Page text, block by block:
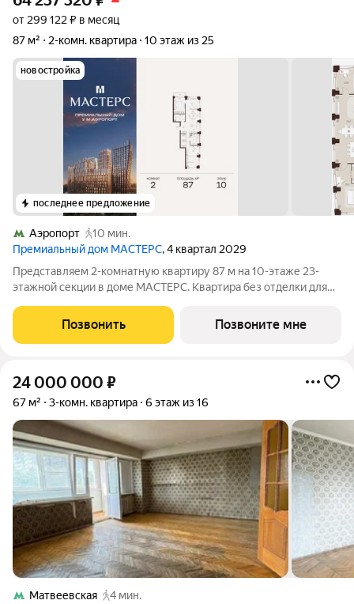
от 299 122 ₽ в месяц
87 м²
2-комн. квартира 10 этаж из 25
новостройка
последнее предложение
Аэропорт
10 мин.
Премиальный дом МАСТЕРС, 4 квартал 2029
Представляем 2-комнатную квартиру 87 м на 10-этаже 23-
этажной секции в доме МАСТЕРС. Квартира без отделки для
июле! Подробности в офисе отдела продаж. - Мастер-спальня -
Гардеробная - Виды на
Позвонить Позвоните мне
24 000 000 ₽
67 м² 3-комн. квартира 6 этаж из 16
Матвеевская 4 мин.